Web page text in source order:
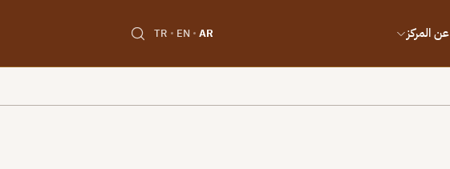
عن المركز AR
EN
TR